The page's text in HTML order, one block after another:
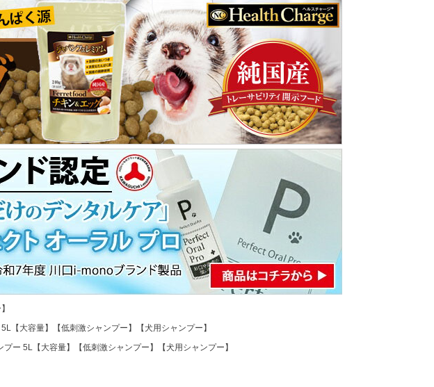
【大容量】【低刺激シャンプー】【犬用シャンプー】
プー 5L【大容量】【低刺激シャンプー】【犬用シャンプー】